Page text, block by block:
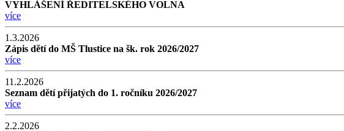
VYHLÁŠENÍ ŘEDITELSKÉHO VOLNA
více
1.3.2026
Zápis dětí do MŠ Tlustice na šk. rok 2026/2027
více
11.2.2026
Seznam dětí přijatých do 1. ročníku 2026/2027
více
2.2.2026